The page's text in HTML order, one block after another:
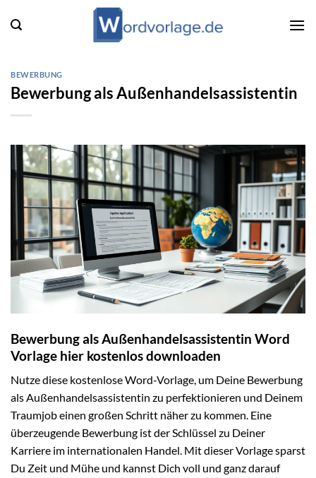
Inhalt
BEWERBUNG
Bewerbung als Außenhandelsassistentin
Bewerbung als Außenhandelsassistentin Word
Vorlage hier kostenlos downloaden
Nutze diese kostenlose Word-Vorlage, um Deine Bewerbung
als Außenhandelsassistentin zu perfektionieren und Deinem
Traumjob einen großen Schritt näher zu kommen. Eine
überzeugende Bewerbung ist der Schlüssel zu Deiner
Karriere im internationalen Handel. Mit dieser Vorlage sparst
Du Zeit und Mühe und kannst Dich voll und ganz darauf